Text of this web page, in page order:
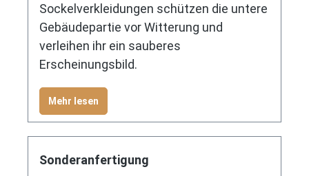
Sockelverkleidungen schützen die untere
Gebäudepartie vor Witterung und
verleihen ihr ein sauberes
Erscheinungsbild.
Mehr lesen
Sonderanfertigung